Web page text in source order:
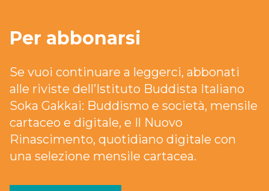
Per abbonarsi
Se vuoi continuare a leggerci, abbonati
alle riviste dell’Istituto Buddista Italiano
Soka Gakkai: Buddismo e società, mensile
cartaceo e digitale, e Il Nuovo
Rinascimento, quotidiano digitale con
una selezione mensile cartacea.